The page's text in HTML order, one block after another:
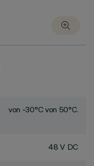
von -30°C von 50°C.
48 V DC